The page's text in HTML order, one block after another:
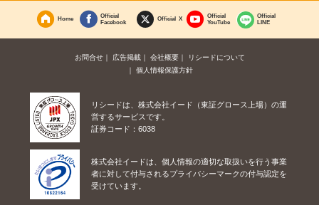
Home
Official
Facebook
Official X
Official
YouTube
Official
LINE
お問合せ 広告掲載 会社概要
リシードについて
個人情報保護方針
リシードは、株式会社イード（東証グロース上場）の運
営するサービスです。
証券コード：6038
株式会社イードは、個人情報の適切な取扱いを行う事業
者に対して付与されるプライバシーマークの付与認定を
受けています。